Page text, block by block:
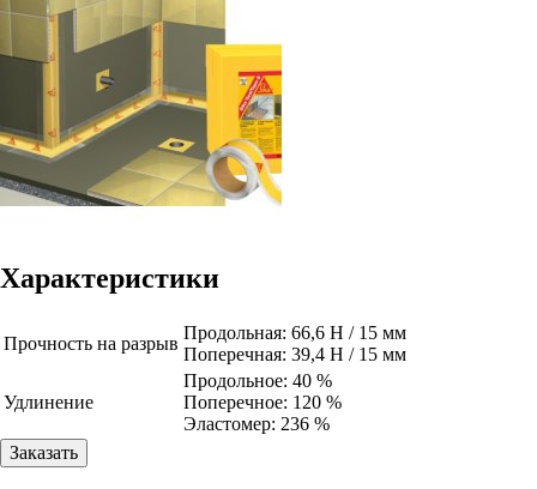
Характеристики
Прочность на разрыв
Продольная: 66,6 Н / 15 мм
Поперечная: 39,4 Н / 15 мм
Удлинение
Продольное: 40 %
Поперечное: 120 %
Эластомер: 236 %
Заказать